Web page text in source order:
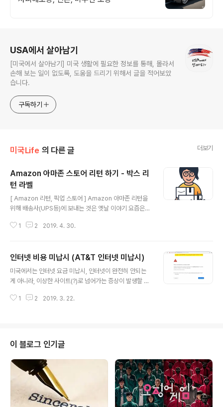
USA에서 살아남기
[미국에서 살아남기] 미국 생활에 필요한 정보를 통해, 몰라서
손해 보는 일이 없도록, 도움을 드리기 위해서 글을 적어보았
습니다.
구독하기
미국Life 의 다른 글 더보기
Amazon 아마존 스토어 리턴 하기 - 박스 리
턴 라벨
[ Amazon 리턴, 픽업 스토어 ] Amazon 아마존 리턴을
위해 배송사(UPS등)에 보내는 것은 옛날 이야기 요즘은
니다. 스토어 리스트 확인 사이트 https://www.amazon.
on Store는 매일 아침9시부터 - 밤 9시까지 오픈을 하니,
퇴근후에나 주말에도 언제나 가능합니다. 특히, 집에 아무
도 없는 사람들은 Pick-up 장소로 이곳을 이용하는 것도
vine Open 9:00 AM until 9:00 PM You..
1 2 2019. 4. 30.
인터넷 비용 미납시 (AT&T 인터넷 미납시)
미국에서는 인터넷 요금 미납시, 인터넷이 완전히 안되는
게 아니라, 이상한 사이트(?)로 넘어가는 증상이 발생할 수
용하는 서비스는 myattwg.att.com 으로 포워딩됩니다.
포트의 서비스가 AT&T서비스로 넘어가는 것을 볼 수 있
습니다.] 참고: Having the problem with myattwg.at
t.com (결론: If you have a past due bill, after payi
ng it, it should correct itsel..
1 2 2019. 3. 22.
이 블로그 인기글